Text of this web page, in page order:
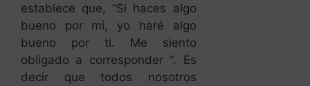
establece que, “Si haces algo
bueno por mí, yo haré algo
bueno por ti. Me siento
obligado a corresponder “. Es
decir que todos nosotros